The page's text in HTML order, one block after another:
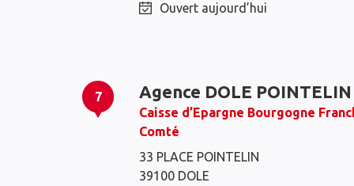
Ouvert aujourd’hui
7 Agence DOLE POINTELIN
Caisse d’Epargne Bourgogne
Comté
33 PLACE POINTELIN
39100 DOLE